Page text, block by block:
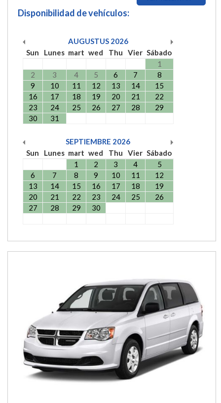
Disponibilidad de vehículos:
AUGUSTUS 2026
Sun
Lunes mart wed Thu Vier Sábado
1
2
3 4 5 6 7
8
9
10 11 12 13 14
15
16
17 18 19 20 21
22
23
24 25 26 27 28
29
30
31
SEPTIEMBRE 2026
Sun
Lunes mart wed Thu Vier Sábado
1
2 3 4
5
6
7 8 9 10 11
12
13
14 15 16 17 18
19
20
21 22 23 24 25
26
27
28 29 30